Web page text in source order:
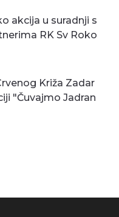
akcija u suradnji s
RK Sv Roko
Križa Zadar
"Čuvajmo Jadran